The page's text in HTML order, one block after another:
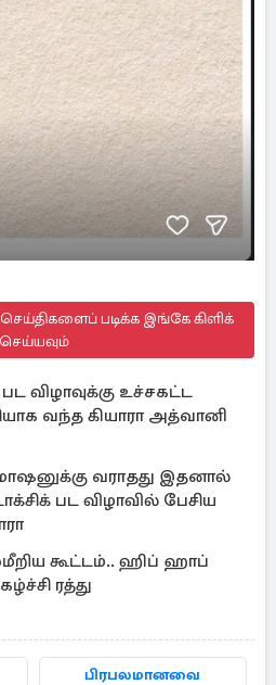
படிக்க இங்கே கிளிக்
செய்யவும்
பட விழாவுக்கு உச்சகட்ட
வந்த கியாரா அத்வானி
வராதது இதனால்
பட விழாவில் பேசிய
கூட்டம்.. ஹிப் ஹாப்
ரத்து
பிரபலமானவை